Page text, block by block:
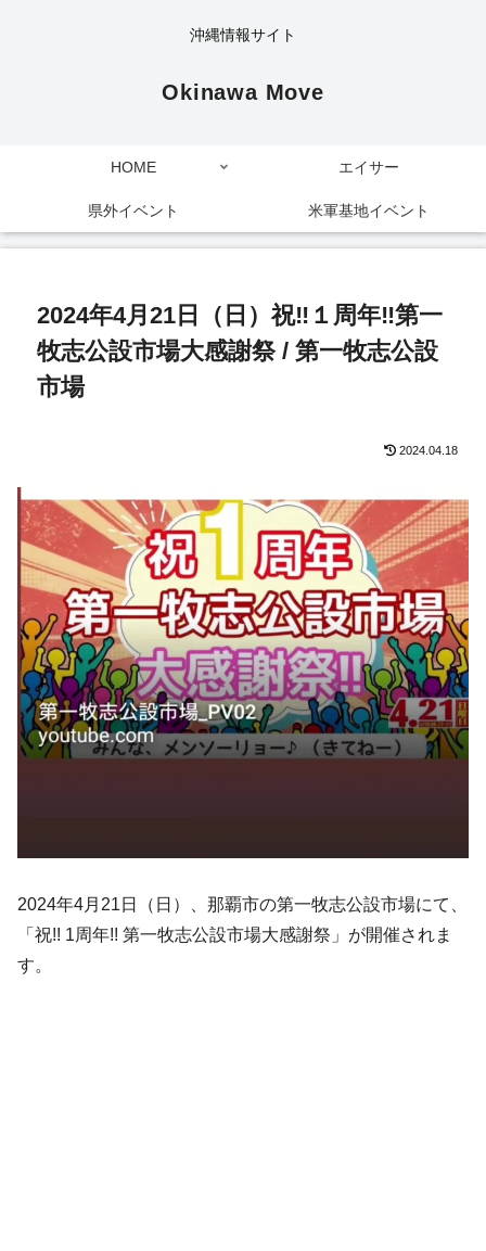
沖縄情報サイト
Okinawa Move
HOME エイサー
県外イベント 米軍基地イベント
2024年4月21日（日）祝‼１周年‼第一
牧志公設市場大感謝祭 / 第一牧志公設
市場
2024.04.18
2024年4月21日（日）、那覇市の第一牧志公設市場にて、
「祝!! 1周年!! 第一牧志公設市場大感謝祭」が開催されま
す。